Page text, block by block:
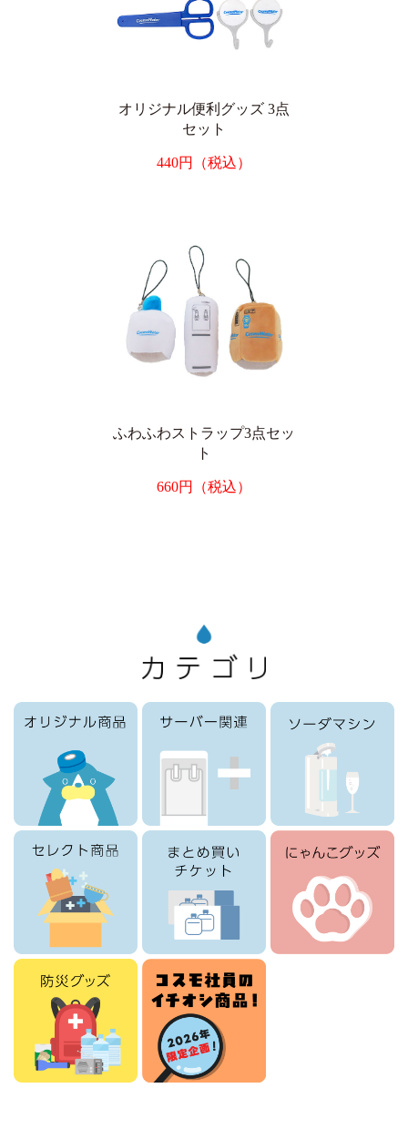
オリジナル便利グッズ 3点
セット
440円（税込）
ふわふわストラップ3点セッ
ト
660円（税込）